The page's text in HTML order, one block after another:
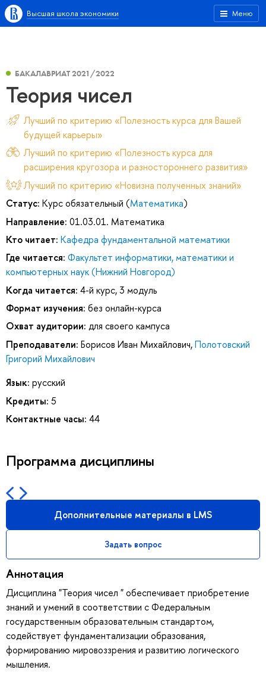
Меню
Высшая школа экономики
БАКАЛАВРИАТ 2021/2022
Теория чисел
Лучший по критерию «Полезность курса для Вашей
будущей карьеры»
Лучший по критерию «Полезность курса для
расширения кругозора и разностороннего развития»
Лучший по критерию «Новизна полученных знаний»
Статус: Курс обязательный (Математика)
Направление: 01.03.01. Математика
Кто читает: Кафедра фундаментальной математики
Где читается: Факультет информатики, математики и
компьютерных наук (Нижний Новгород)
Когда читается: 4-й курс, 3 модуль
Формат изучения: без онлайн-курса
Охват аудитории: для своего кампуса
Преподаватели: Борисов Иван Михайлович,Полотовский
Григорий Михайлович
Язык: русский
Кредиты: 5
Контактные часы: 44
Программа дисциплины
Дополнительные материалы в LMS
Задать вопрос
Аннотация
Дисциплина "Теория чисел " обеспечивает приобретение
знаний и умений в соответствии с Федеральным
государственным образовательным стандартом,
содействует фундаментализации образования,
формированию мировоззрения и развитию логического
мышления.